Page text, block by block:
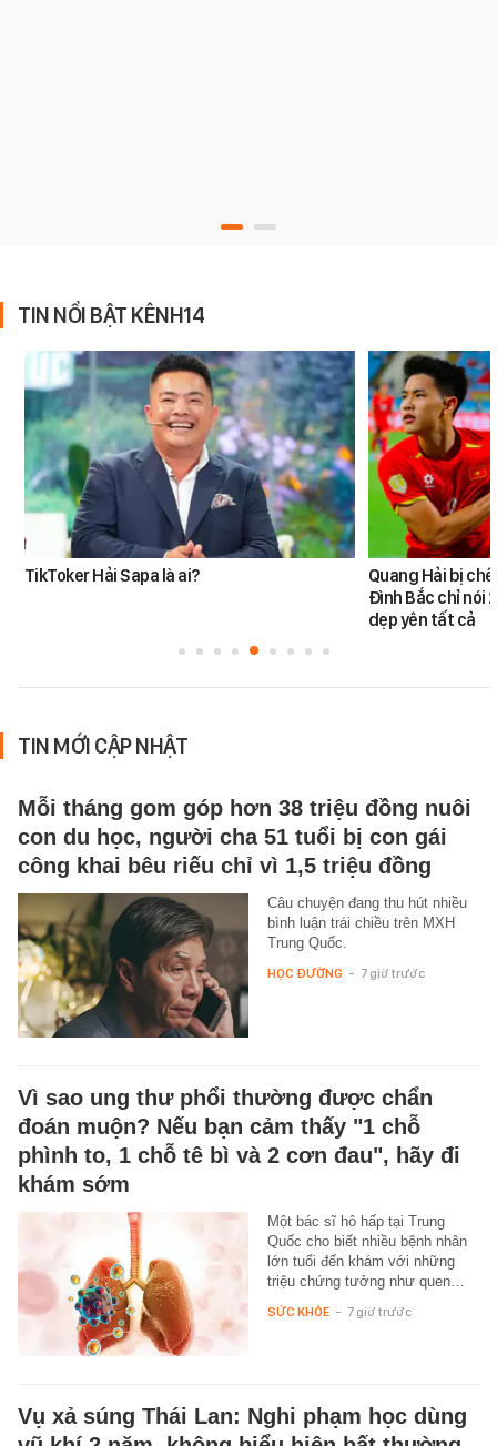
TIN NỔI BẬT KÊNH14
TikToker Hải Sapa là ai?
Quang Hải bị
Đình Bắc chỉ nói
dẹp yên tất cả
TIN MỚI CẬP NHẬT
Mỗi tháng gom góp hơn 38 triệu đồng nuôi
con du học, người cha 51 tuổi bị con gái
công khai bêu riếu chỉ vì 1,5 triệu đồng
Câu chuyện đang thu hút nhiều
bình luận trái chiều trên MXH
Trung Quốc.
HỌC ĐƯỜNG - 7 giờ trước
Vì sao ung thư phổi thường được chẩn
đoán muộn? Nếu bạn cảm thấy "1 chỗ
phình to, 1 chỗ tê bì và 2 cơn đau", hãy đi
khám sớm
Một bác sĩ hô hấp tại Trung
Quốc cho biết nhiều bệnh nhân
lớn tuổi đến khám với những
triệu chứng tưởng như quen…
SỨC KHỎE - 7 giờ trước
Vụ xả súng Thái Lan: Nghi phạm học dùng